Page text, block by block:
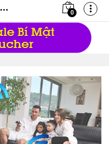
Mua đui đèn, tặng bóng đèn (Đã kết thúc) 0